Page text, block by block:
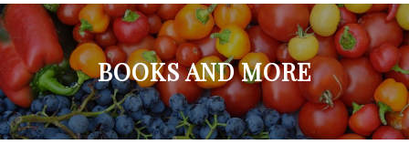
BOOKS AND MORE